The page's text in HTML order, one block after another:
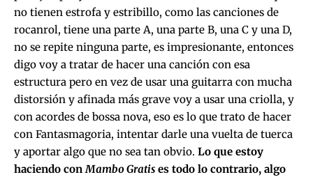
no tienen estrofa y estribillo, como las canciones de
rocanrol, tiene una parte A, una parte B, una C y una D,
no se repite ninguna parte, es impresionante, entonces
digo voy a tratar de hacer una canción con esa
estructura pero en vez de usar una guitarra con mucha
distorsión y afinada más grave voy a usar una criolla, y
con acordes de bossa nova, eso es lo que trato de hacer
con Fantasmagoria, intentar darle una vuelta de tuerca
y aportar algo que no sea tan obvio. Lo que estoy
haciendo conMambo Gratis es todo lo contrario, algo